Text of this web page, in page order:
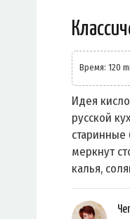
Время: 120
Идея
русской
меркнут
калья,